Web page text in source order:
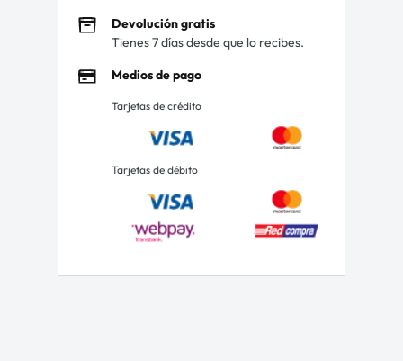
Devolución gratis
Tienes 7 días desde que lo recibes.
Medios de pago
Tarjetas de crédito
Tarjetas de débito